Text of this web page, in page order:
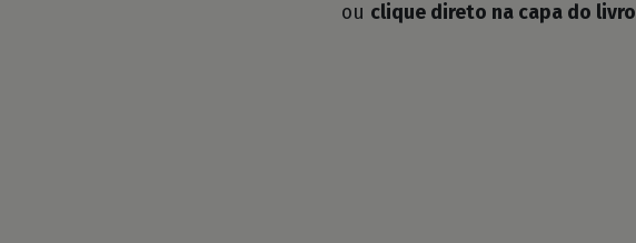
ou clique direto na capa do livro